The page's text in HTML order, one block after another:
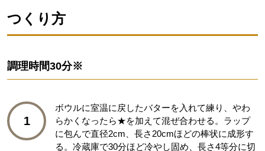
つくり方
調理時間30分※
1
ボウルに室温に戻したバターを入れて練り、やわ
らかくなったら★を加えて混ぜ合わせる。ラップ
に包んで直径2cm、長さ20cmほどの棒状に成形す
る。冷蔵庫で30分ほど冷やし固め、長さ4等分に切